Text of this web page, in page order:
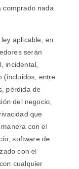
comprado nada
aplicable, en
serán
incidental,
(incluidos, entre
pérdida de
del negocio,
que
con el
software de
con el
cualquier